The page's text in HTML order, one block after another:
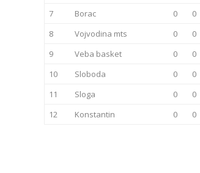
7
Borac 0 0
8
Vojvodina mts 0 0
9
Veba basket 0 0
10
Sloboda 0 0
11
Sloga 0 0
12
Konstantin 0 0